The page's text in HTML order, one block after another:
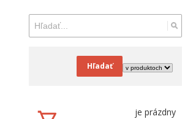
Hľadať
je prázdny